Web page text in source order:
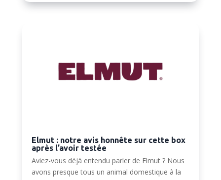
Elmut : notre avis honnête sur cette box
après l’avoir testée
Aviez-vous déjà entendu parler de Elmut ? Nous
avons presque tous un animal domestique à la